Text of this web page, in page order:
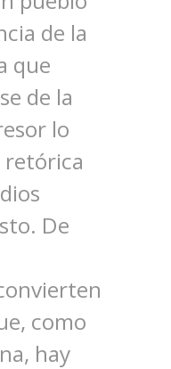
de la
que
de la
lo
retórica
De
como
hay